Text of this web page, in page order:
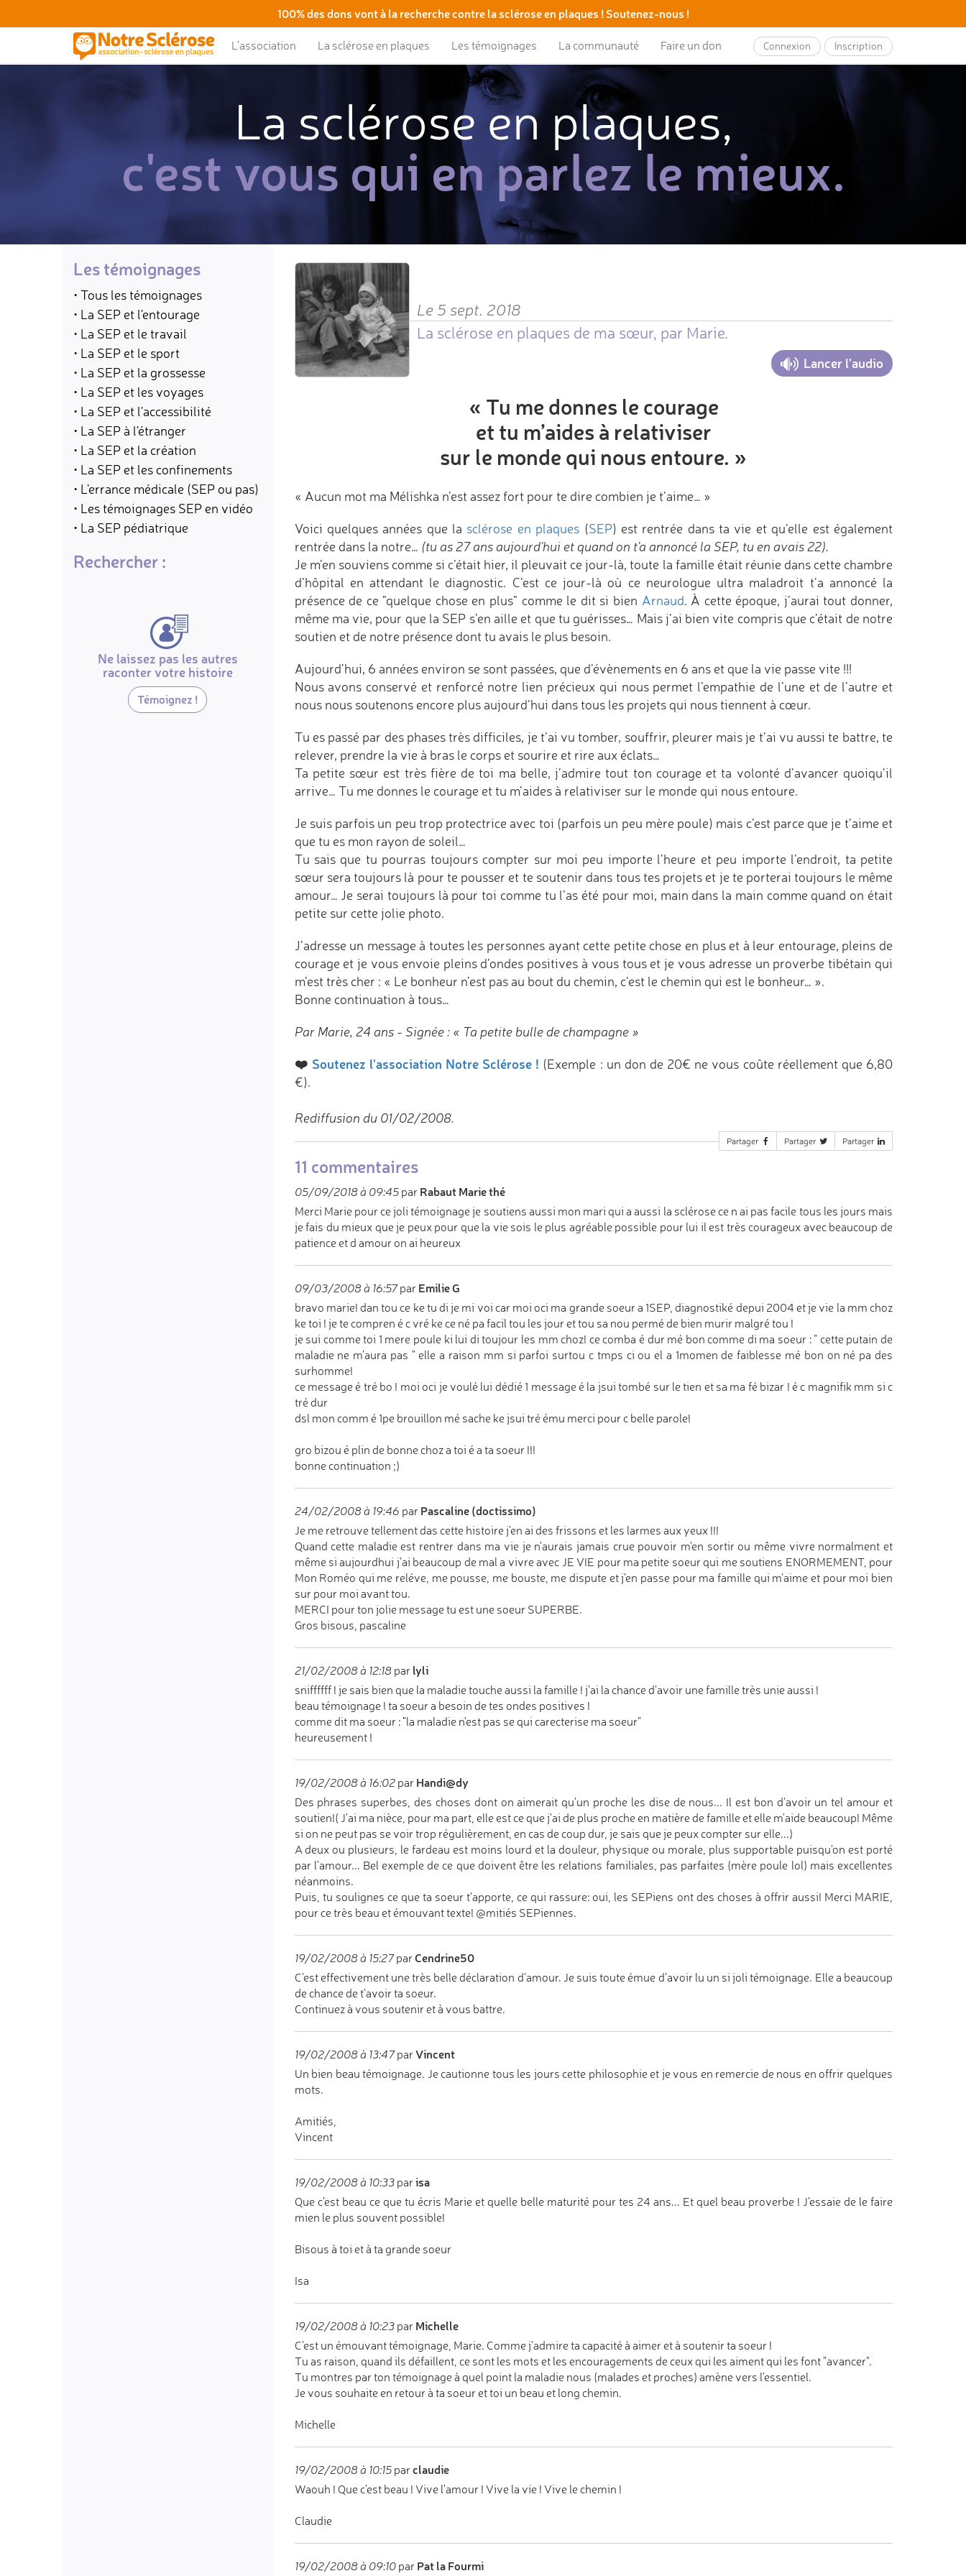
100% des dons vont à la recherche contre la sclérose en plaques ! Soutenez-nous !
L’association La sclérose en plaques Les témoignages La communauté Faire un don Connexion Inscription
La sclérose en plaques,
c'est vous qui en parlez le mieux.
Les témoignages
• Tous les témoignages
• La SEP et l'entourage
• La SEP et le travail
• La SEP et le sport
• La SEP et la grossesse
• La SEP et les voyages
• La SEP et l'accessibilité
• La SEP à l'étranger
• La SEP et la création
• La SEP et les confinements
• L'errance médicale (SEP ou pas)
• Les témoignages SEP en vidéo
• La SEP pédiatrique
Rechercher :
Ne laissez pas les autres
raconter votre histoire
Témoignez !
Le 5 sept. 2018
La sclérose en plaques de ma sœur, par Marie.
Lancer l'audio
« Tu me donnes le courage
et tu m’aides à relativiser
sur le monde qui nous entoure. »
« Aucun mot ma Mélishka n’est assez fort pour te dire combien je t’aime… »
Voici quelques années que la sclérose en plaques (SEP) est rentrée dans ta vie et qu’elle est également
rentrée dans la notre… (tu as 27 ans aujourd'hui et quand on t'a annoncé la SEP, tu en avais 22).
Je m’en souviens comme si c’était hier, il pleuvait ce jour-là, toute la famille était réunie dans cette chambre
d’hôpital en attendant le diagnostic. C’est ce jour-là où ce neurologue ultra maladroit t’a annoncé la
présence de ce "quelque chose en plus" comme le dit si bien Arnaud. À cette époque, j’aurai tout donner,
même ma vie, pour que la SEP s’en aille et que tu guérisses… Mais j’ai bien vite compris que c’était de notre
soutien et de notre présence dont tu avais le plus besoin.
Aujourd’hui, 6 années environ se sont passées, que d’évènements en 6 ans et que la vie passe vite !!!
Nous avons conservé et renforcé notre lien précieux qui nous permet l’empathie de l’une et de l’autre et
nous nous soutenons encore plus aujourd’hui dans tous les projets qui nous tiennent à cœur.
Tu es passé par des phases très difficiles, je t’ai vu tomber, souffrir, pleurer mais je t’ai vu aussi te battre, te
relever, prendre la vie à bras le corps et sourire et rire aux éclats…
Ta petite sœur est très fière de toi ma belle, j’admire tout ton courage et ta volonté d’avancer quoiqu’il
arrive… Tu me donnes le courage et tu m’aides à relativiser sur le monde qui nous entoure.
Je suis parfois un peu trop protectrice avec toi (parfois un peu mère poule) mais c’est parce que je t’aime et
que tu es mon rayon de soleil…
Tu sais que tu pourras toujours compter sur moi peu importe l’heure et peu importe l’endroit, ta petite
sœur sera toujours là pour te pousser et te soutenir dans tous tes projets et je te porterai toujours le même
amour… Je serai toujours là pour toi comme tu l’as été pour moi, main dans la main comme quand on était
petite sur cette jolie photo.
J’adresse un message à toutes les personnes ayant cette petite chose en plus et à leur entourage, pleins de
courage et je vous envoie pleins d’ondes positives à vous tous et je vous adresse un proverbe tibétain qui
m’est très cher : « Le bonheur n’est pas au bout du chemin, c’est le chemin qui est le bonheur… ».
Bonne continuation à tous…
Par Marie, 24 ans - Signée : « Ta petite bulle de champagne »
❤️ Soutenez l'association Notre Sclérose ! (Exemple : un don de 20€ ne vous coûte réellement que 6,80
€).
Rediffusion du 01/02/2008.
Partager Partager Partager
11 commentaires
05/09/2018 à 09:45par Rabaut Marie thé
Merci Marie pour ce joli témoignage je soutiens aussi mon mari qui a aussi la sclérose ce n ai pas facile tous les jours mais
je fais du mieux que je peux pour que la vie sois le plus agréable possible pour lui il est très courageux avec beaucoup de
patience et d amour on ai heureux
09/03/2008 à 16:57par Emilie G
bravo marie! dan tou ce ke tu di je mi voi car moi oci ma grande soeur a 1SEP, diagnostiké depui 2004 et je vie la mm choz
ke toi ! je te compren é c vré ke ce né pa facil tou les jour et tou sa nou permé de bien murir malgré tou !
je sui comme toi 1 mere poule ki lui di toujour les mm choz! ce comba é dur mé bon comme di ma soeur : " cette putain de
maladie ne m'aura pas " elle a raison mm si parfoi surtou c tmps ci ou el a 1momen de faiblesse mé bon on né pa des
surhomme!
ce message é tré bo ! moi oci je voulé lui dédié 1 message é la jsui tombé sur le tien et sa ma fé bizar ! é c magnifik mm si c
tré dur
dsl mon comm é 1pe brouillon mé sache ke jsui tré ému merci pour c belle parole!
gro bizou é plin de bonne choz a toi é a ta soeur !!!
bonne continuation ;)
24/02/2008 à 19:46 par Pascaline (doctissimo)
Je me retrouve tellement das cette histoire j'en ai des frissons et les larmes aux yeux !!!
Quand cette maladie est rentrer dans ma vie je n'aurais jamais crue pouvoir m'en sortir ou même vivre normalment et
même si aujourdhui j'ai beaucoup de mal a vivre avec JE VIE pour ma petite soeur qui me soutiens ENORMEMENT, pour
Mon Roméo qui me reléve, me pousse, me bouste, me dispute et j'en passe pour ma famille qui m'aime et pour moi bien
sur pour moi avant tou.
MERCI pour ton jolie message tu est une soeur SUPERBE.
Gros bisous, pascaline
21/02/2008 à 12:18par lyli
sniffffff ! je sais bien que la maladie touche aussi la famille ! j'ai la chance d'avoir une famille très unie aussi !
beau témoignage ! ta soeur a besoin de tes ondes positives !
comme dit ma soeur : "la maladie n'est pas se qui carecterise ma soeur"
heureusement !
19/02/2008 à 16:02par Handi@dy
Des phrases superbes, des choses dont on aimerait qu'un proche les dise de nous... Il est bon d'avoir un tel amour et
soutien!( J'ai ma nièce, pour ma part, elle est ce que j'ai de plus proche en matière de famille et elle m'aide beaucoup! Même
si on ne peut pas se voir trop régulièrement, en cas de coup dur, je sais que je peux compter sur elle...)
A deux ou plusieurs, le fardeau est moins lourd et la douleur, physique ou morale, plus supportable puisqu'on est porté
par l'amour... Bel exemple de ce que doivent être les relations familiales, pas parfaites (mère poule lol) mais excellentes
néanmoins.
Puis, tu soulignes ce que ta soeur t'apporte, ce qui rassure: oui, les SEPiens ont des choses à offrir aussi! Merci MARIE,
pour ce très beau et émouvant texte! @mitiés SEPiennes.
19/02/2008 à 15:27par Cendrine50
C'est effectivement une très belle déclaration d'amour. Je suis toute émue d'avoir lu un si joli témoignage. Elle a beaucoup
de chance de t'avoir ta soeur.
Continuez à vous soutenir et à vous battre.
19/02/2008 à 13:47par Vincent
Un bien beau témoignage. Je cautionne tous les jours cette philosophie et je vous en remercie de nous en offrir quelques
mots.
Amitiés,
Vincent
19/02/2008 à 10:33par isa
Que c'est beau ce que tu écris Marie et quelle belle maturité pour tes 24 ans... Et quel beau proverbe ! J'essaie de le faire
mien le plus souvent possible!
Bisous à toi et à ta grande soeur
Isa
19/02/2008 à 10:23par Michelle
C'est un émouvant témoignage, Marie. Comme j'admire ta capacité à aimer et à soutenir ta soeur !
Tu as raison, quand ils défaillent, ce sont les mots et les encouragements de ceux qui les aiment qui les font "avancer".
Tu montres par ton témoignage à quel point la maladie nous (malades et proches) amène vers l'essentiel.
Je vous souhaite en retour à ta soeur et toi un beau et long chemin.
Michelle
19/02/2008 à 10:15par claudie
Waouh ! Que c'est beau ! Vive l'amour ! Vive la vie ! Vive le chemin !
Claudie
19/02/2008 à 09:10par Pat la Fourmi